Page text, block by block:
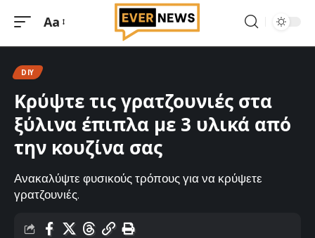
Μεγέθυνση
Aa
DIY
Κρύψτε τις γρατζουνιές στα
ξύλινα έπιπλα με 3 υλικά από
την κουζίνα σας
Ανακαλύψτε φυσικούς τρόπους για να κρύψετε
γρατζουνιές.